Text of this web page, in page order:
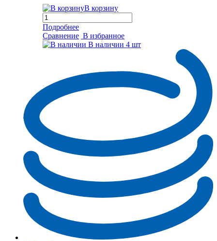
В корзину
Подробнее
Сравнение В избранное
В наличии 4 шт